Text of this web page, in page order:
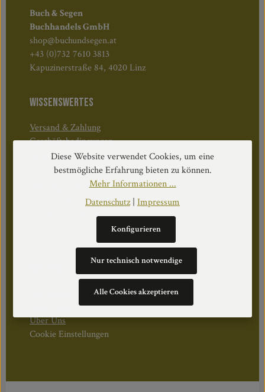
Buch & Segen
Buchhandels GmbH
shop@buchundsegen.at
+43 (0)732 7610 3813
Kapuzinerstraße 84, 4020 Linz
WISSENSWERTES
Versand & Zahlung
Geschäftsbedingungen
Widerruf & Rücktritt
Öffnungszeiten:
Mo–Do: 08:30–17:00 Uhr
Fr: 08:30–12:30 Uhr
Über Uns
Cookie Einstellungen
Diese Website verwendet Cookies, um eine
bestmögliche Erfahrung bieten zu können.
Mehr Informationen ...
Datenschutz| Impressum
Nur technisch notwendige
Konfigurieren
Alle Cookies akzeptieren